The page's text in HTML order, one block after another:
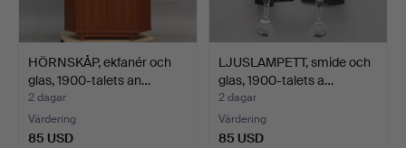
HÖRNSKÅP, ekfanér och
glas, 1900-talets an…
2 dagar
Värdering
85 USD
LJUSLAMPETT, smide och
glas, 1900-talets a…
2 dagar
Värdering
85 USD